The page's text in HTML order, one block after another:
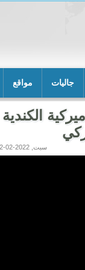
جاليات مواقع
الكندية
سبت, 2022-02-12 08:14